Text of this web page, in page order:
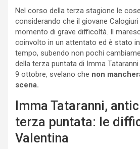
Nel corso della terza stagione le
considerando che il giovane
momento di grave difficoltà. Il
coinvolto in un attentato ed è stato
tempo, subendo non pochi
della terza puntata di Imma
9 ottobre, svelano che non
scena.
Imma Tataranni,
terza puntata: le
Valentina